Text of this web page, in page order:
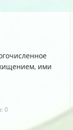
ими
0